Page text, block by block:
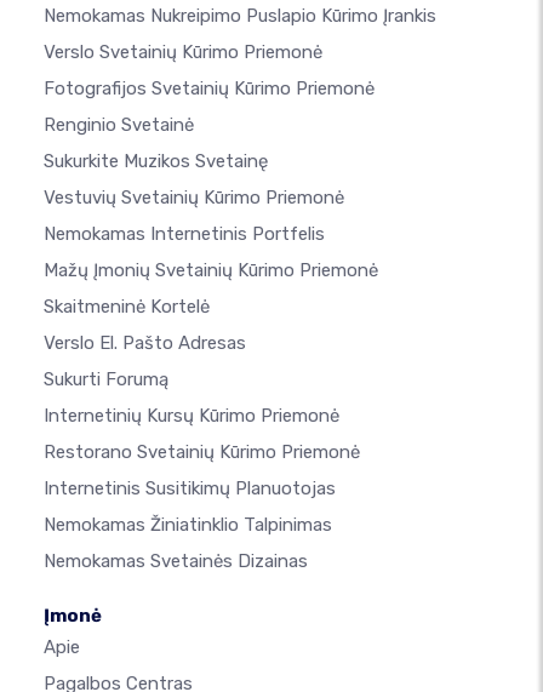
Nemokamas Nukreipimo Puslapio Kūrimo Įrankis
Verslo Svetainių Kūrimo Priemonė
Fotografijos Svetainių Kūrimo Priemonė
Renginio Svetainė
Sukurkite Muzikos Svetainę
Vestuvių Svetainių Kūrimo Priemonė
Nemokamas Internetinis Portfelis
Mažų Įmonių Svetainių Kūrimo Priemonė
Skaitmeninė Kortelė
Verslo El. Pašto Adresas
Sukurti Forumą
Internetinių Kursų Kūrimo Priemonė
Restorano Svetainių Kūrimo Priemonė
Internetinis Susitikimų Planuotojas
Nemokamas Žiniatinklio Talpinimas
Nemokamas Svetainės Dizainas
Įmonė
Apie
Pagalbos Centras